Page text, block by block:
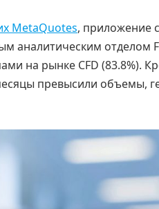
MetaQuotes, приложение
аналитическим отделом
на рынке CFD (83.8%).
превысили объемы,